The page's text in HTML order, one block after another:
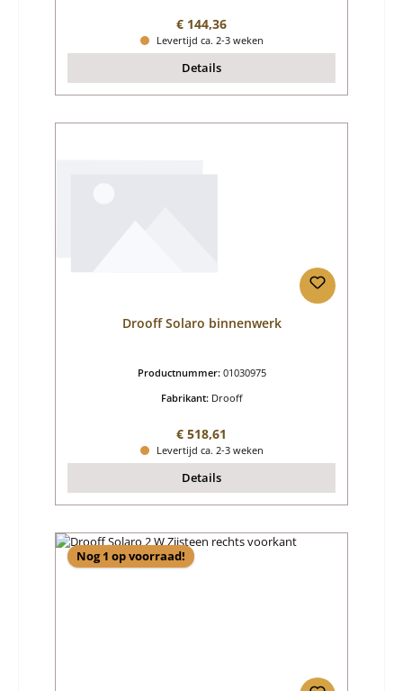
Normale prijs:
€ 144,36
Levertijd ca. 2-3 weken
Details
Drooff Solaro binnenwerk
Productnummer: 01030975
Fabrikant: Drooff
Normale prijs:
€ 518,61
Levertijd ca. 2-3 weken
Details
Nog 1 op voorraad!